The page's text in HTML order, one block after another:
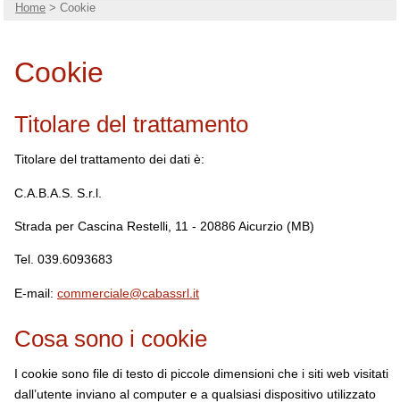
Home > Cookie
Cookie
Titolare del trattamento
Titolare del trattamento dei dati è:
C.A.B.A.S. S.r.l.
Strada per Cascina Restelli, 11 - 20886 Aicurzio (MB)
Tel. 039.6093683
E-mail: commerciale@cabassrl.it
Cosa sono i cookie
I cookie sono file di testo di piccole dimensioni che i siti web visitati
dall’utente inviano al computer e a qualsiasi dispositivo utilizzato